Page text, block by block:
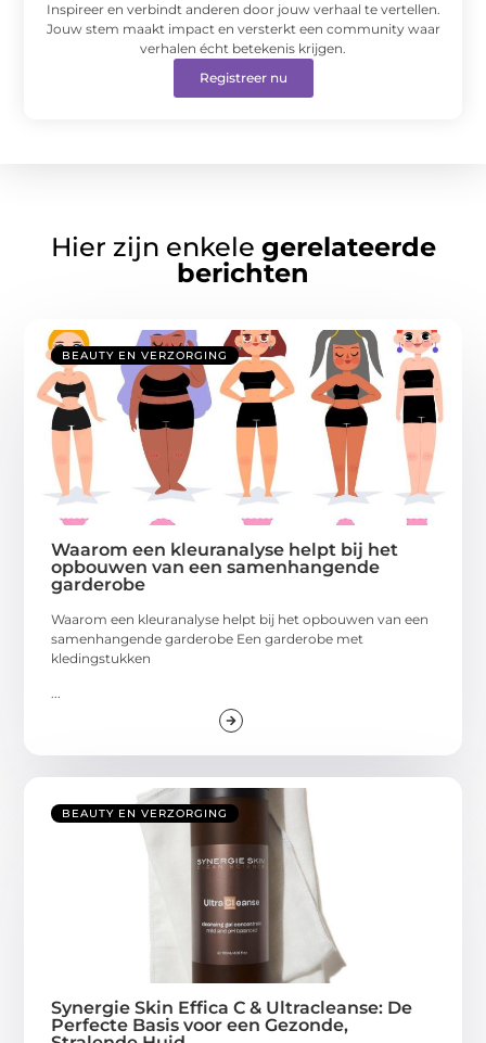
Inspireer en verbindt anderen door jouw verhaal te vertellen.
Jouw stem maakt impact en versterkt een community waar
verhalen écht betekenis krijgen.
Registreer nu
Hier zijn enkele gerelateerde
berichten
BEAUTY EN VERZORGING
Waarom een kleuranalyse helpt bij het
opbouwen van een samenhangende
garderobe
Waarom een kleuranalyse helpt bij het opbouwen van een
samenhangende garderobe Een garderobe met
kledingstukken
BEAUTY EN VERZORGING
Synergie Skin Effica C & Ultracleanse: De
Perfecte Basis voor een Gezonde,